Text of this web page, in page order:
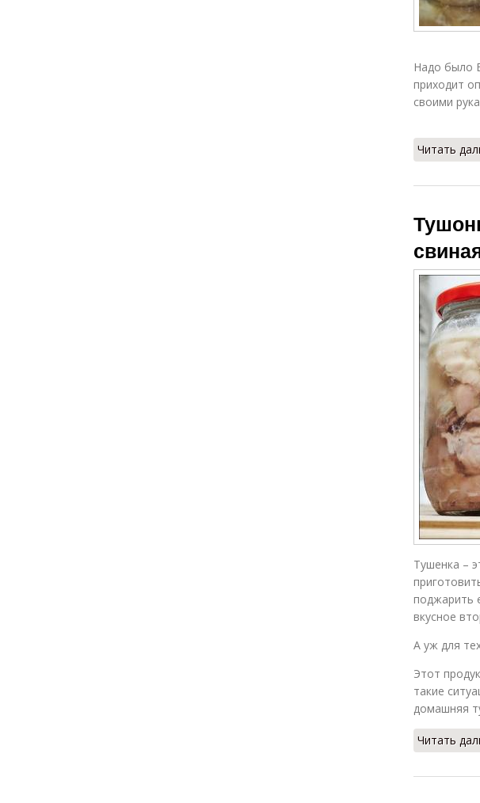
Надо было
приходит
своими
Читать
Тушенка –
поджарить
вкусное
А уж для
Этот
такие
домашняя
Читать